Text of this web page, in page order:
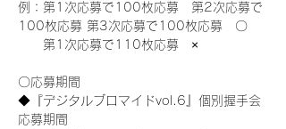
例：第1次応募で100枚応募　第2次応募で
100枚応募 第3次応募で100枚応募　〇
第1次応募で110枚応募　×
〇応募期間
◆『デジタルブロマイドvol.6』個別握手会
応募期間